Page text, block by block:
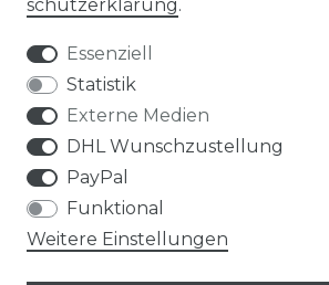
schutz­erklärung.
Essenziell
Statistik
Externe Medien
DHL Wunschzustellung
PayPal
Funktional
Weitere Einstellungen